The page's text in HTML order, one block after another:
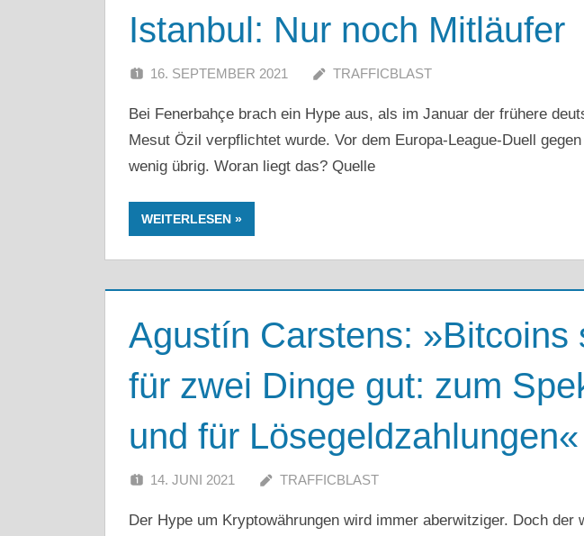
Istanbul: Nur noch Mitläufer
16. SEPTEMBER 2021 TRAFFICBLAST
Bei Fenerbahçe brach ein Hype aus, als im Januar der frühere
Mesut Özil verpflichtet wurde. Vor dem Europa-League-Duell
wenig übrig. Woran liegt das? Quelle
WEITERLESEN
Agustín Carstens: »Bitcoins
für zwei Dinge gut: zum
und für Lösegeldzahlungen«
14. JUNI 2021 TRAFFICBLAST
Der Hype um Kryptowährungen wird immer aberwitziger. Doch der